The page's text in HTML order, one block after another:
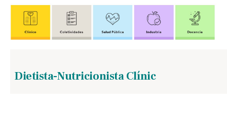
Dietista-Nutricionista Clínic